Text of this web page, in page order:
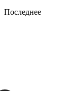
Последнее